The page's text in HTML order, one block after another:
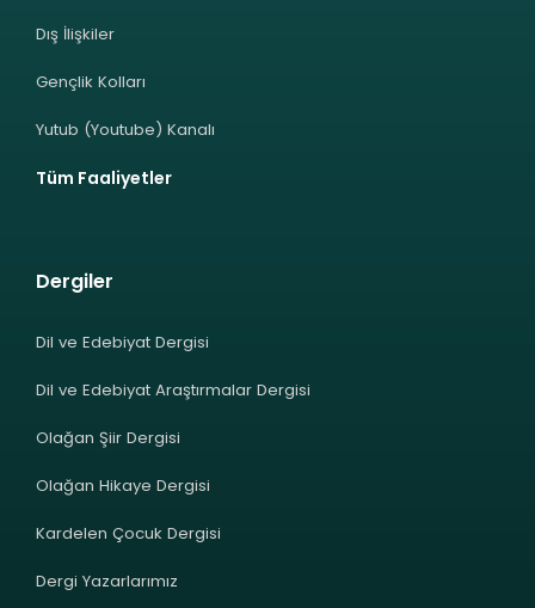
Dış İlişkiler
Gençlik Kolları
Yutub (Youtube) Kanalı
Tüm Faaliyetler
Dergiler
Dil ve Edebiyat Dergisi
Dil ve Edebiyat Araştırmalar Dergisi
Olağan Şiir Dergisi
Olağan Hikaye Dergisi
Kardelen Çocuk Dergisi
Dergi Yazarlarımız